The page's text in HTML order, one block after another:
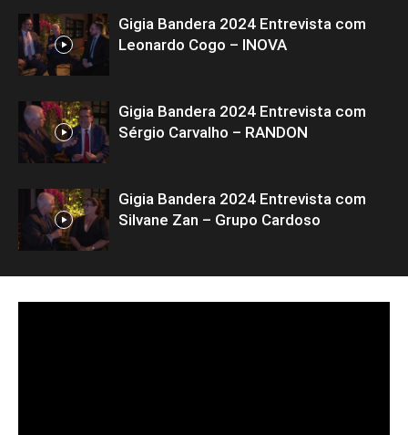
Gigia Bandera 2024 Entrevista com
Leonardo Cogo – INOVA
Gigia Bandera 2024 Entrevista com
Sérgio Carvalho – RANDON
Gigia Bandera 2024 Entrevista com
Silvane Zan – Grupo Cardoso